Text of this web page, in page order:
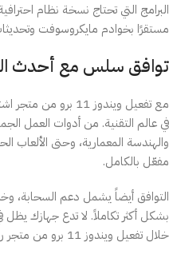
البرامج التي تحتاج نسخة نظام
مستقرًا بخوادم مايكروسوفت
توافق سلس مع أحدث
مع تفعيل ويندوز 11
في عالم التقنية. من أدوات العمل
والهندسة المعمارية، وحتى الألعاب
مفعّل بالكامل.
بشكل أكثر تكاملاً. لا تدع جهازك
خلال تفعيل ويندوز 11 برو من متجر رسمي موثوق مثل متجر اشتراكاتي.